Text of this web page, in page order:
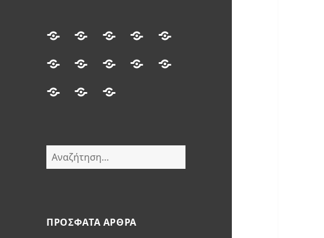
ΑρχικήΔιοικητικήΗλεκτρονικές
ΗΔΙΚΑ
e-
ΑστικήΑνεξάρτητη
Δημοσίων
Γενική
Διαχείρισης
ΜεταφορέςΔικαστήρια
ΠολιτικήΑποποίησηΕπικοινωνία
Αναζήτηση
για:
ΠΡΌΣΦΑΤΑ ΆΡΘΡΑ